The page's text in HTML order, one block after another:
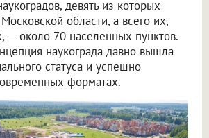
девять из которых
области, а всего их,
— около 70 населенных пунктов.
наукограда давно вышла
статуса и успешно
форматах.